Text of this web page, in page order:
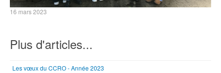
16 mars 2023
Plus d'articles...
Les vœux du CCRO - Année 2023